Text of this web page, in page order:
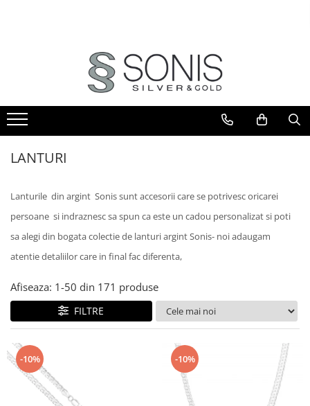
CEASURI
LANTURI
LANTURI CU PANDANTIV
BRATARI TIP ROZARIU
PANDANTIVE
PANDANTIVE TIP CRUCE
TALISMANE
BIJUTERII PENTRU COPII
INELE
PIERCING
SETURI BIJUTERII
ACE DE CRAVATA
PANDANTIVE TIP CRUCE
CERCEI
LANTURI
Lanturi pentru EA
BRATARI
Bratari pentru EA
Bratari pentru EL
BIJUTERII PENTRU COPII
INELE
BUTONI
BRATARA TIP ROZARIU
LANTURI TIP ROZARIU
ICOANE ORTODOXE
ICOANE CATOLICE
CRUCIFIXE
LANTURI
Lanturile din argint Sonis sunt accesorii care se potrivesc oricarei
persoane si indraznesc sa spun ca este un cadou personalizat si poti
sa alegi din bogata colectie de lanturi argint Sonis- noi adaugam
atentie detaliilor care in final fac diferenta,
Afiseaza: 1-50 din 171 produse
FILTRE
-10% -10%